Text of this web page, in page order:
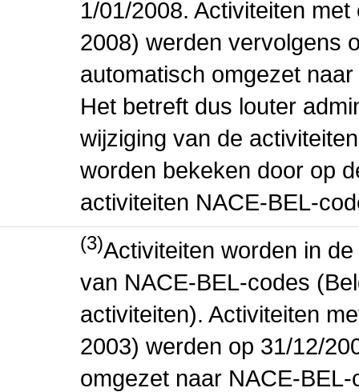
1/01/2008. Activiteiten
2008) werden vervolgens
automatisch omgezet
Het betreft dus louter
wijziging van de
worden bekeken door op
activiteiten NACE-BEL-
(3)Activiteiten worden in
van NACE-BEL-codes
activiteiten). Activiteiten
2003) werden op 31/12/
omgezet naar NACE-